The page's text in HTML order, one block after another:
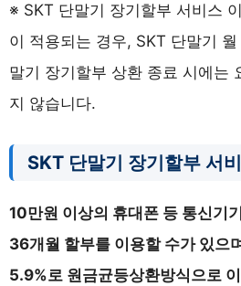
※ SKT 단말기 장기할부 서비스
이 적용되는 경우, SKT 단말기
말기 장기할부 상환 종료 시에는
지 않습니다.
SKT 단말기 장기할부 서
10만원 이상의 휴대폰 등 통신기
36개월 할부를 이용할 수가 있으
5.9%로 원금균등상환방식으로